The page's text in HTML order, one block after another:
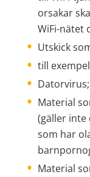
orsakar
WiFi-nätet
Utskick
till
Datorvirus;
Material
(gäller
som har
Material